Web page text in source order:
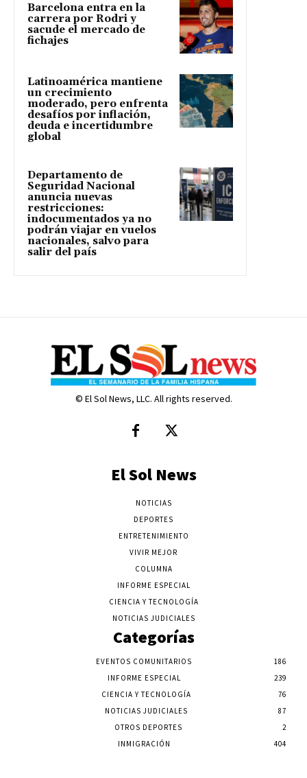
Barcelona entra en la
carrera por Rodri y
sacude el mercado de
fichajes
Latinoamérica mantiene
un crecimiento
moderado, pero enfrenta
desafíos por inflación,
deuda e incertidumbre
global
Departamento de
Seguridad Nacional
anuncia nuevas
restricciones:
indocumentados ya no
podrán viajar en vuelos
nacionales, salvo para
salir del país
© El Sol News, LLC. All rights reserved.
El Sol News
NOTICIAS
DEPORTES
ENTRETENIMIENTO
VIVIR MEJOR
COLUMNA
INFORME ESPECIAL
CIENCIA Y TECNOLOGÍA
NOTICIAS JUDICIALES
Categorías
EVENTOS COMUNITARIOS
186
INFORME ESPECIAL
239
CIENCIA Y TECNOLOGÍA
76
NOTICIAS JUDICIALES
87
OTROS DEPORTES
2
INMIGRACIÓN
404